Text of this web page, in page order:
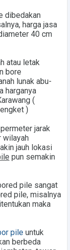
dibedakan
harga jasa
40 cm
atau letak
bore
lunak abu-
harganya
(
)
jarak
wilayah
jauh lokasi
pun semakin
pile sangat
pile, misalnya
maka
pile untuk
berbeda